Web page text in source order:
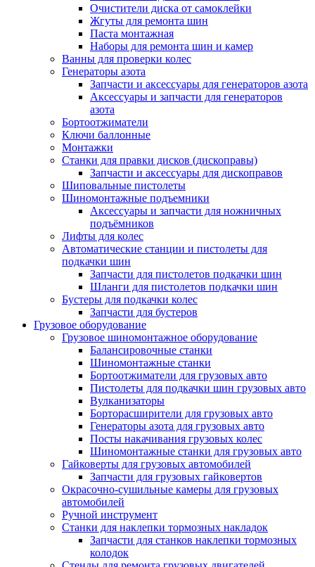
Очистители диска от самоклейки
Жгуты для ремонта шин
Паста монтажная
Наборы для ремонта шин и камер
Ванны для проверки колес
Генераторы азота
Запчасти и аксессуары для генераторов азота
Аксессуары и запчасти для генераторов
азота
Бортоотжиматели
Ключи баллонные
Монтажки
Станки для правки дисков (дископравы)
Запчасти и аксессуары для дископравов
Шиповальные пистолеты
Шиномонтажные подъемники
Аксессуары и запчасти для ножничных
подъёмников
Лифты для колес
Автоматические станции и пистолеты для
подкачки шин
Запчасти для пистолетов подкачки шин
Шланги для пистолетов подкачки шин
Бустеры для подкачки колес
Запчасти для бустеров
Грузовое оборудование
Грузовое шиномонтажное оборудование
Балансировочные станки
Шиномонтажные станки
Бортоотжиматели для грузовых авто
Пистолеты для подкачки шин грузовых авто
Вулканизаторы
Борторасширители для грузовых авто
Генераторы азота для грузовых авто
Посты накачивания грузовых колес
Шиномонтажные станки для грузовых авто
Гайковерты для грузовых автомобилей
Запчасти для грузовых гайковертов
Окрасочно-сушильные камеры для грузовых
автомобилей
Ручной инструмент
Станки для наклепки тормозных накладок
Запчасти для станков наклепки тормозных
колодок